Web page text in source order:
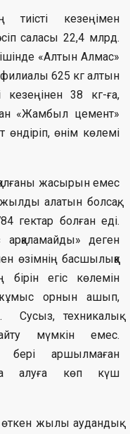
кезеңімен
саласы 22,4 млрд.
«Алтын Алмас»
филиалы 625 кг алтын
38 кг-ға,
«Жамбыл цемент»
өнім көлемі
жасырын емес
алатын болсақ,
гектар болған еді.
деген
өзімнің басшылыққа
бірін егіс көлемін
орнын ашып,
техникалық
мүмкін емес.
аршылмаған
алуға көп күш
жылы аудандық